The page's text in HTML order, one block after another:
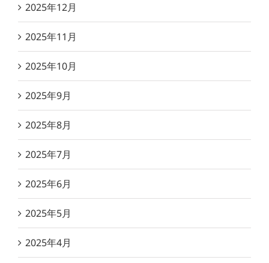
2025年12月
2025年11月
2025年10月
2025年9月
2025年8月
2025年7月
2025年6月
2025年5月
2025年4月